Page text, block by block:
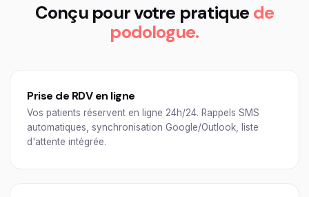
Conçu pour votre pratique de
podologue.
Prise de RDV en ligne
Vos patients réservent en ligne 24h/24. Rappels SMS
automatiques, synchronisation Google/Outlook, liste
d'attente intégrée.